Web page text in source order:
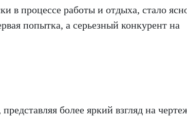
в процессе работы и отдыха, стало
попытка, а серьезный конкурент на
более яркий взгляд на